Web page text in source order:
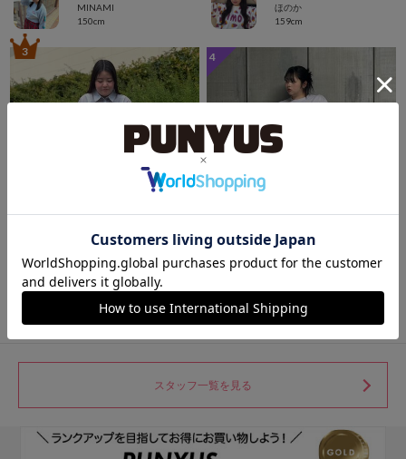
MINAMI
150cm
ほのか
159cm
MINAMI
3
みさき
163cm
4
スタッフ一覧を見る